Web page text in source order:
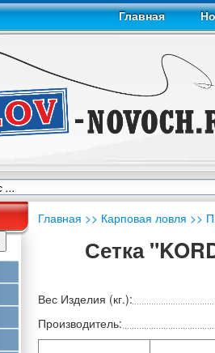
Главная
Главная >> Карповая ловля >>
Сетка
Вес Изделия (кг.):
Производитель: